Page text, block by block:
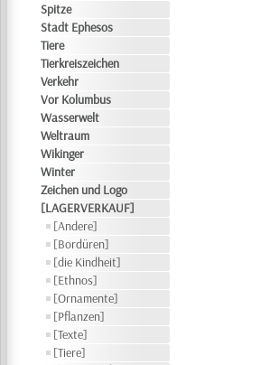
Spitze
Stadt Ephesos
Tiere
Tierkreiszeichen
Verkehr
Vor Kolumbus
Wasserwelt
Weltraum
Wikinger
Winter
Zeichen und Logo
[LAGERVERKAUF]
[Andere]
[Bordüren]
[die Kindheit]
[Ethnos]
[Ornamente]
[Pflanzen]
[Texte]
[Tiere]